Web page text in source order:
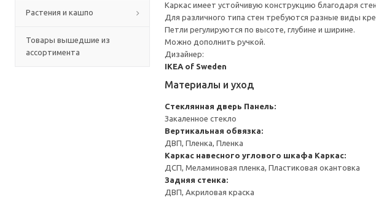
Растения и кашпо
Товары вышедшие из
ассортимента
Каркас имеет устойчивую конструкцию благодаря
Для различного типа стен требуются разные виды
Петли регулируются по высоте, глубине и ширине.
Можно дополнить ручкой.
Дизайнер:
IKEA of Sweden
Материалы и уход
Стеклянная дверь Панель:
Закаленное стекло
Вертикальная обвязка:
ДВП, Пленка, Пленка
Каркас навесного углового шкафа Каркас:
ДСП, Меламиновая пленка, Пластиковая окантовка
Задняя стенка:
ДВП, Акриловая краска